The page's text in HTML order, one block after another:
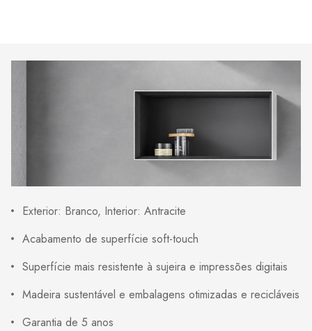
Exterior: Branco, Interior: Antracite
Acabamento de superfície soft-touch
Superfície mais resistente à sujeira e impressões digitais
Madeira sustentável e embalagens otimizadas e recicláveis
Garantia de 5 anos